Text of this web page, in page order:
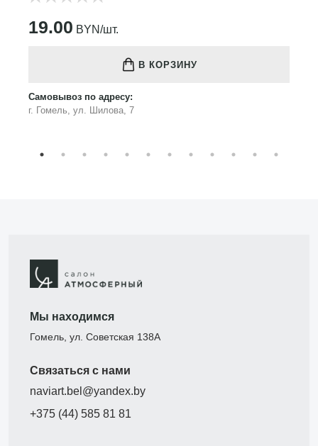
19.00 BYN/шт.
В КОРЗИНУ
Самовывоз по адресу:
г. Гомель, ул. Шилова, 7
Мы находимся
Гомель, ул. Советская 138А
Связаться с нами
naviart.bel@yandex.by
+375 (44) 585 81 81